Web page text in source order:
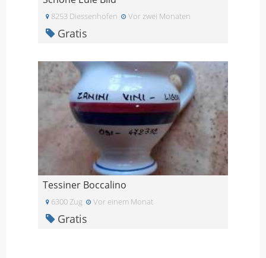
8253 Diessenhofen Vor zwei Monaten
Gratis
Tessiner Boccalino
6300 Zug Vor einem Monat
Gratis